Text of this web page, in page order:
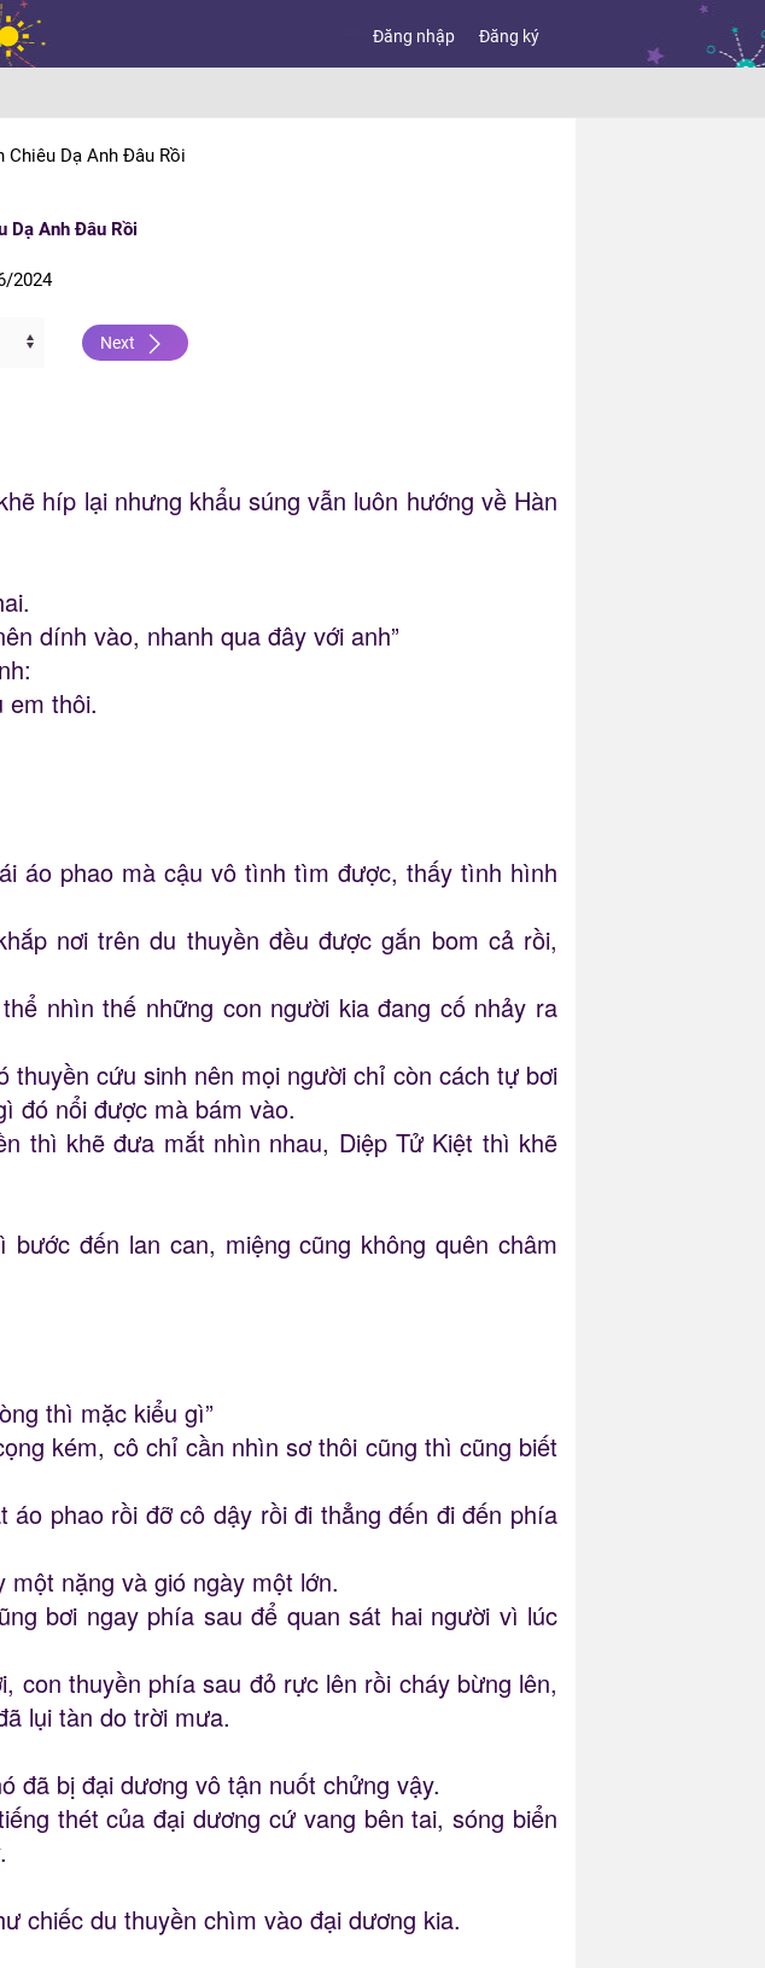
Đăng nhập Đăng ký
Chiêu Dạ Anh Đâu Rồi
Dạ Anh Đâu Rồi
2024
Next
híp lại nhưng khẩu súng vẫn luôn hướng về Hàn
dính vào, nhanh qua đây với anh”
em thôi.
áo phao mà cậu vô tình tìm được, thấy tình hình
nơi trên du thuyền đều được gắn bom cả rồi,
nhìn thế những con người kia đang cố nhảy ra
cứu sinh nên mọi người chỉ còn cách tự bơi
đó nổi được mà bám vào.
thì khẽ đưa mắt nhìn nhau, Diệp Tử Kiệt thì khẽ
đến lan can, miệng cũng không quên châm
thì mặc kiểu gì”
kém, cô chỉ cần nhìn sơ thôi cũng thì cũng biết
phao rồi đỡ cô dậy rồi đi thẳng đến đi đến phía
nặng và gió ngày một lớn.
bơi ngay phía sau để quan sát hai người vì lúc
con thuyền phía sau đỏ rực lên rồi cháy bừng lên,
lụi tàn do trời mưa.
đã bị đại dương vô tận nuốt chửng vậy.
thét của đại dương cứ vang bên tai, sóng biển
chiếc du thuyền chìm vào đại dương kia.